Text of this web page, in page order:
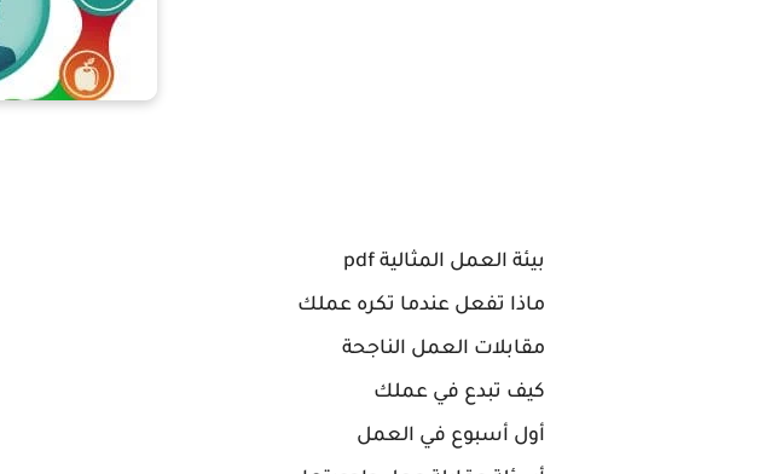
بيئة العمل المثالية pdf
ماذا تفعل عندما تكره عملك
مقابلات العمل الناجحة
كيف تبدع في عملك
أول أسبوع في العمل